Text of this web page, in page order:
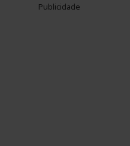
Publicidade